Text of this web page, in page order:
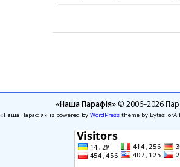
«Наша Парафія»© 2006–2026
«Наша Парафія» is powered by WordPresstheme by